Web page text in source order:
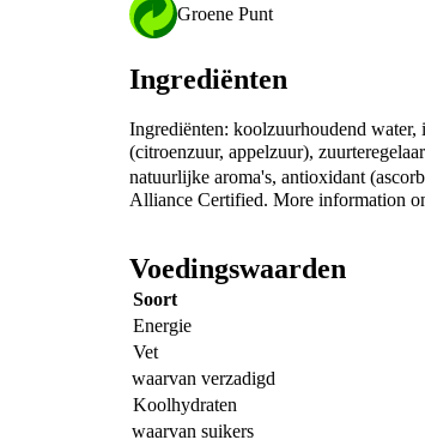
Groene Punt
Ingrediënten
Ingrediënten: koolzuurhoudend water,
(citroenzuur, appelzuur),
natuurlijke aroma's, antioxidant
Alliance Certified. More information
Voedingswaarden
Soort
Energie
Vet
waarvan verzadigd
Koolhydraten
waarvan suikers